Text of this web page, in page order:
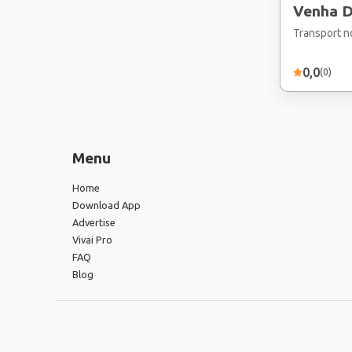
Venha Desbravar a Cachoeira
da
Transport
0,0(0)
Menu
Home
Download App
Advertise
Vivai Pro
FAQ
Blog